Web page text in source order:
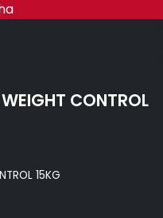
CONTROL
15KG